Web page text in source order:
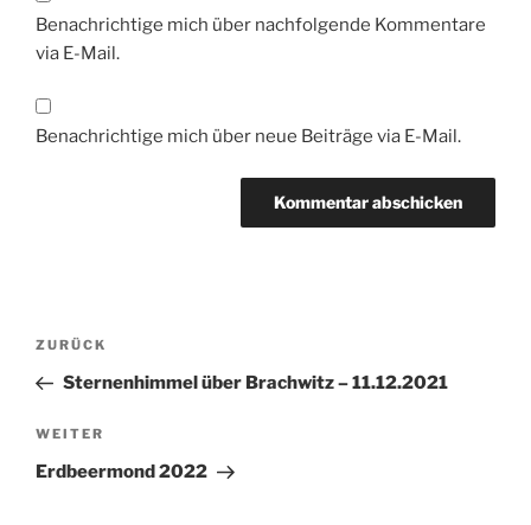
Benachrichtige mich über nachfolgende Kommentare
via E-Mail.
Benachrichtige mich über neue Beiträge via E-Mail.
Beitragsnavigation
Vorheriger
Beitrag
ZURÜCK
Sternenhimmel über Brachwitz – 11.12.2021
Nächster
Beitrag
WEITER
Erdbeermond 2022